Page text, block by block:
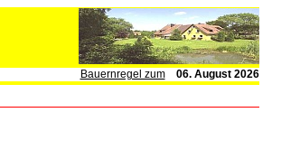
Bauernregel zum
06. August 2026